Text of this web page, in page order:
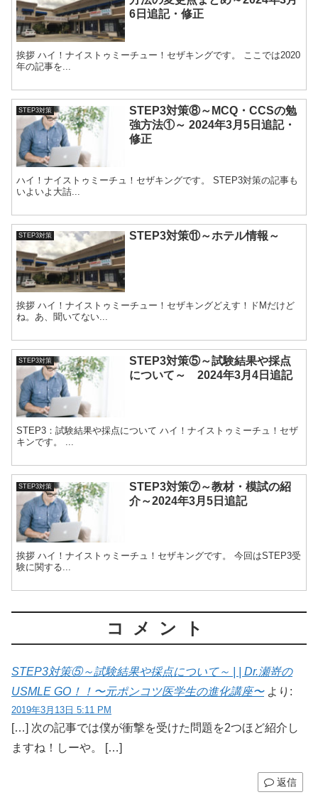
6日追記・修正
挨拶 ハイ！ナイストゥミーチュー！セザキングです。 ここでは2020
年の記事を...
STEP3対策
STEP3対策⑧～MCQ・CCSの勉
強方法①～ 2024年3月5日追記・
修正
ハイ！ナイストゥミーチュ！セザキングです。 STEP3対策の記事も
いよいよ大詰...
STEP3対策 STEP3対策⑪～ホテル情報～
挨拶 ハイ！ナイストゥミーチュー！セザキングどえす！ドMだけど
ね。あ、聞いてない...
STEP3対策
STEP3対策⑤～試験結果や採点
について～ 2024年3月4日追記
STEP3：試験結果や採点について ハイ！ナイストゥミーチュ！セザ
キンです。 ...
STEP3対策
STEP3対策⑦～教材・模試の紹
介～2024年3月5日追記
挨拶 ハイ！ナイストゥミーチュ！セザキングです。 今回はSTEP3受
験に関する...
コメント
STEP3対策⑤～試験結果や採点について～ | | Dr.瀬嵜の
USMLE GO！！〜元ポンコツ医学生の進化講座〜 より:
2019年3月13日 5:11 PM
[…] 次の記事では僕が衝撃を受けた問題を2つほど紹介し
ますね！しーや。 […]
返信